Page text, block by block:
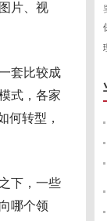
片、视
套比较成
式，各家
何转型，
下，一些
哪个领